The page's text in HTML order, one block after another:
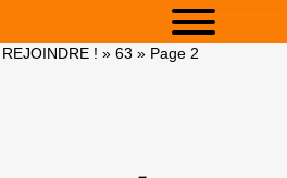
! » 63 » Page 2